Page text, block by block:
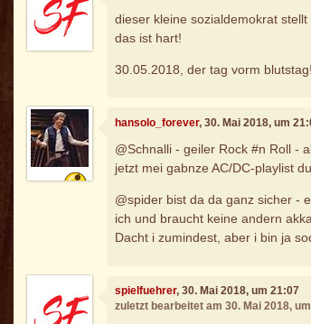
dieser kleine sozialdemokrat
das ist hart!
30.05.2018, der tag vorm blutstag!
hansolo_forever, 30. Mai 2018, um
@Schnalli - geiler Rock #n Roll -
jetzt mei gabnze AC/DC-playlist
@spider bist da da ganz sicher -
ich und braucht keine andern
Dacht i zumindest, aber i bin ja
spielfuehrer, 30. Mai 2018, um 21:07
zuletzt bearbeitet am 30. Mai 2018,